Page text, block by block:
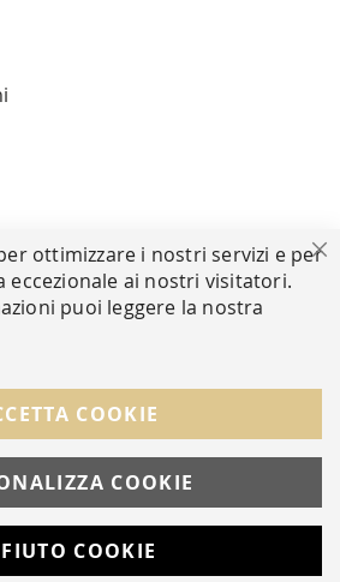
Instagram Whatsapp
Arreda s.r.l. | P.IVA IT05919160969
Galilei, 14 | Milano
ottimizzare i nostri servizi e per
eccezionale ai nostri visitatori.
puoi leggere la nostra
COOKIE
COOKIE
COOKIE